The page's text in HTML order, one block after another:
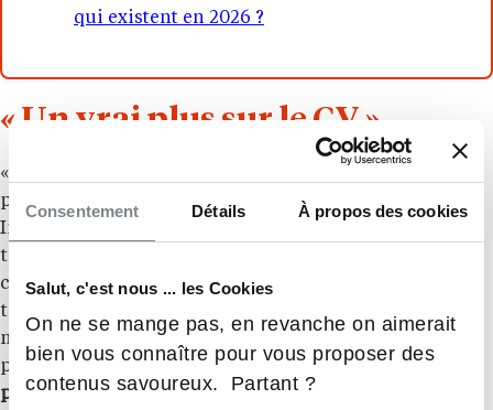
Consentement Détails À propos des cookies
Salut, c'est nous ... les Cookies
On ne se mange pas, en revanche on aimerait
bien vous connaître pour vous proposer des
contenus savoureux. Partant ?
qui existent en 2026 ?
« Un vrai plus sur le CV »
« Via cette initiative, l’école s’est fixée deux missions
principales, détaille le Responsable du Programme
Ingénieurs de l’ECE. La première consiste à former
tous les étudiants volontaires pour les monter en
compétences dès la première année. La deuxième à
travailler sur des cas d’usage concrets et d’actualité
majoritairement confiés par nos entreprises
partenaires. Cela représente
une belle expérience
professionnellepour les étudiants, et un vrai plus sur